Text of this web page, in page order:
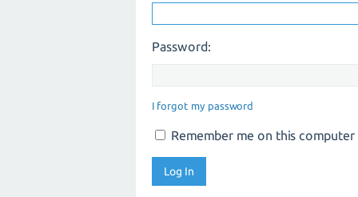
Password:
I forgot my password
Remember me on this computer